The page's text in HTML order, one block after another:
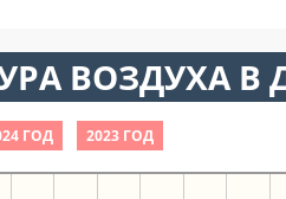
ВОЗДУХА В
ГОД 2023 ГОД